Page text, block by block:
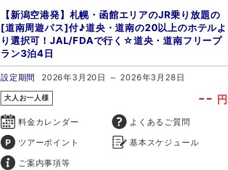
【新潟空港発】札幌・函館エリアのJR乗り放題の
[道南周遊パス]付♪道央・道南の20以上のホテルよ
り選択可！JAL/FDAで行く☆道央・道南フリープ
ラン3泊4日
設定期間 2026年3月20日 ～ 2026年3月28日
大人お一人様 -- 円
料金カレンダー よくあるご質問
ツアーポイント 基本スケジュール
ご案内事項等